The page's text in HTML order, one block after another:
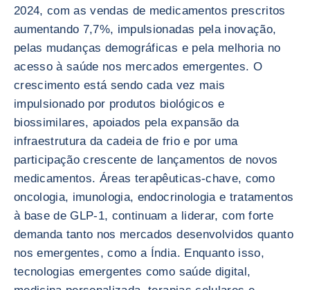
2024, com as vendas de medicamentos prescritos
aumentando 7,7%, impulsionadas pela inovação,
pelas mudanças demográficas e pela melhoria no
acesso à saúde nos mercados emergentes. O
crescimento está sendo cada vez mais
impulsionado por produtos biológicos e
biossimilares, apoiados pela expansão da
infraestrutura da cadeia de frio e por uma
participação crescente de lançamentos de novos
medicamentos. Áreas terapêuticas-chave, como
oncologia, imunologia, endocrinologia e tratamentos
à base de GLP-1, continuam a liderar, com forte
demanda tanto nos mercados desenvolvidos quanto
nos emergentes, como a Índia. Enquanto isso,
tecnologias emergentes como saúde digital,